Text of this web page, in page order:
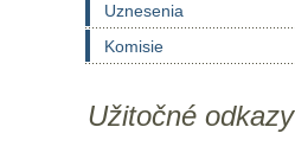
Uznesenia
Komisie
Užitočné odkazy